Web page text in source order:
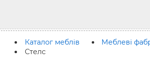
Каталог меблів
Меблеві
Стелс